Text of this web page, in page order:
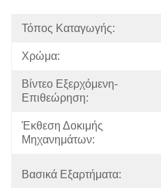
Τόπος Καταγωγής:
Χρώμα:
Βίντεο Εξερχόμενη-
Επιθεώρηση:
Έκθεση Δοκιμής
Μηχανημάτων:
Βασικά Εξαρτήματα: